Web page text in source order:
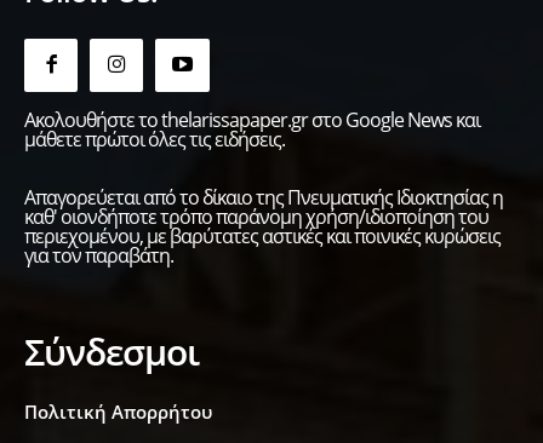
Ακολουθήστε το thelarissapaper.gr στο Google News και
μάθετε πρώτοι όλες τις ειδήσεις.
Απαγορεύεται από το δίκαιο της Πνευματικής Ιδιοκτησίας η
καθ' οιονδήποτε τρόπο παράνομη χρήση/ιδιοποίηση του
περιεχομένου, με βαρύτατες αστικές και ποινικές κυρώσεις
για τον παραβάτη.
Σύνδεσμοι
Πολιτική Απορρήτου